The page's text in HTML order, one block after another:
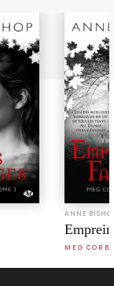
ANNE
MEG